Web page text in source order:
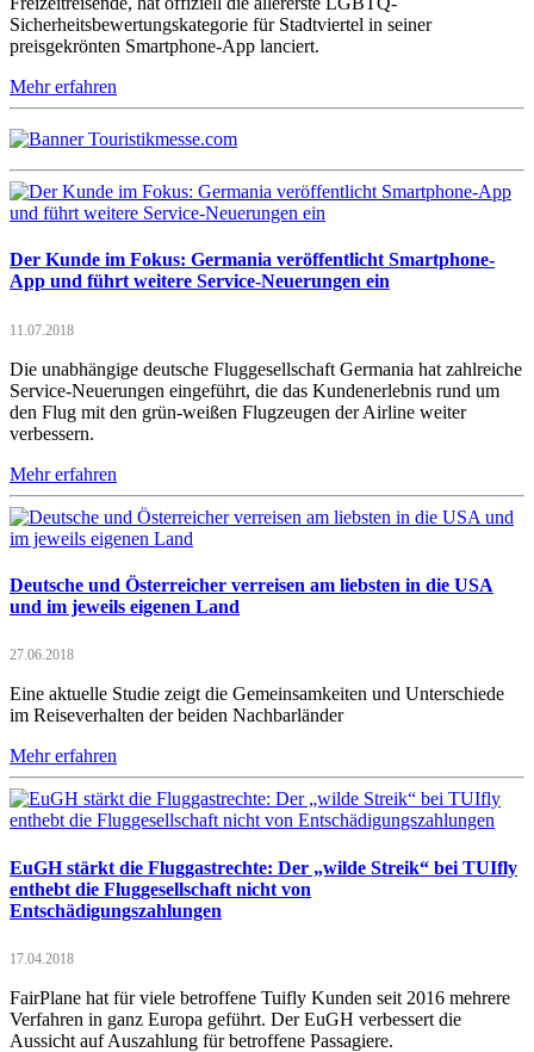
Sicherheitsbewertungskategorie für Stadtviertel in seiner
preisgekrönten Smartphone-App lanciert.
Mehr erfahren
Der Kunde im Fokus: Germania veröffentlicht Smartphone-
App und führt weitere Service-Neuerungen ein
11.07.2018
Die unabhängige deutsche Fluggesellschaft Germania hat zahlreiche
Service-Neuerungen eingeführt, die das Kundenerlebnis rund um
den Flug mit den grün-weißen Flugzeugen der Airline weiter
verbessern.
Mehr erfahren
Deutsche und Österreicher verreisen am liebsten in die USA
und im jeweils eigenen Land
27.06.2018
Eine aktuelle Studie zeigt die Gemeinsamkeiten und Unterschiede
im Reiseverhalten der beiden Nachbarländer
Mehr erfahren
EuGH stärkt die Fluggastrechte: Der „wilde Streik“ bei TUIfly
enthebt die Fluggesellschaft nicht von
Entschädigungszahlungen
17.04.2018
FairPlane hat für viele betroffene Tuifly Kunden seit 2016 mehrere
Verfahren in ganz Europa geführt. Der EuGH verbessert die
Aussicht auf Auszahlung für betroffene Passagiere.